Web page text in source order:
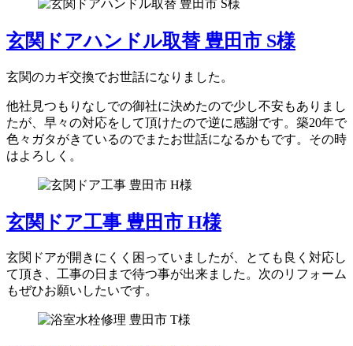
玄関ドアハンドル取替 豊田市 S様
玄関のカギ交換でお世話になりました。
他社見つもりなしでの御社に決めたので少し不安もありまし
たが、早々の対応をして頂けたので逆に感謝です。築20年で
色々ガタがきているのでまたお世話になるかもです。その時
はよろしく。
玄関ドア工事 豊田市 H様
玄関ドアが開きにくく困っていましたが、とても良く対応し
て頂き、工事の日まで待つ事が出来ました。次のリフォーム
もぜひお願いしたいです。